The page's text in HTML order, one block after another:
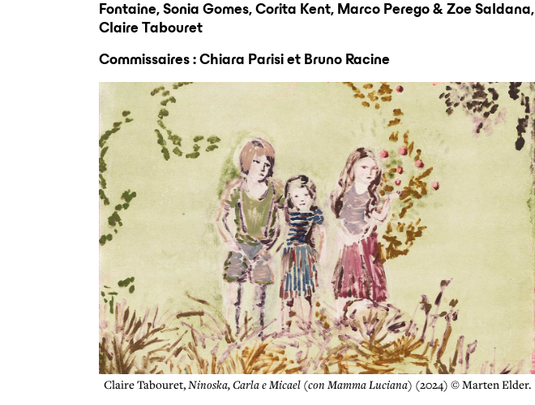
Fontaine, Sonia Gomes, Corita Kent, Marco Perego & Zoe Saldana,
Claire Tabouret
Commissaires : Chiara Parisi et Bruno Racine
Claire Tabouret,Ninoska, Carla e Micael (con Mamma Luciana) (2024) © Marten Elder.